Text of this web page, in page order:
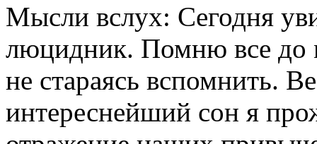
Мысли вслух: Сегодня
люцидник. Помню все до
не стараясь вспомнить.
интереснейший сон я